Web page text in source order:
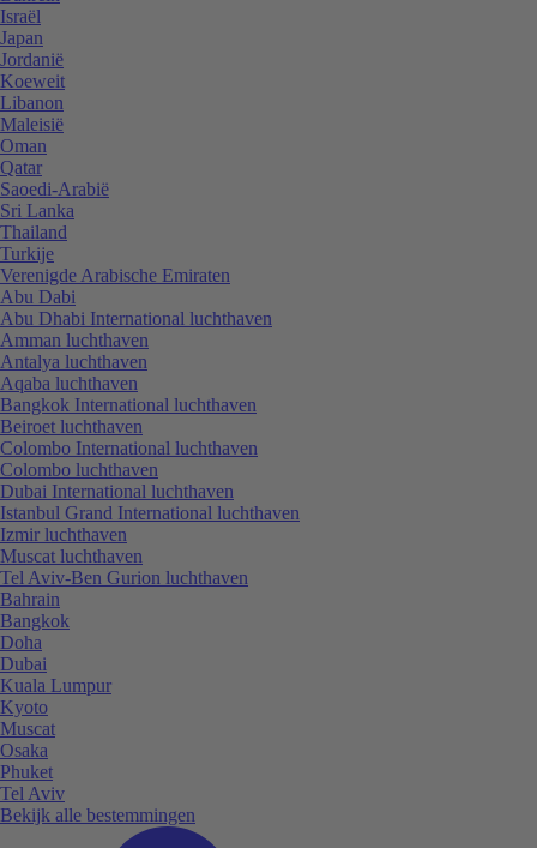
Israël
Japan
Jordanië
Koeweit
Libanon
Maleisië
Oman
Qatar
Saoedi-Arabië
Sri Lanka
Thailand
Turkije
Verenigde Arabische Emiraten
Abu Dabi
Abu Dhabi International luchthaven
Amman luchthaven
Antalya luchthaven
Aqaba luchthaven
Bangkok International luchthaven
Beiroet luchthaven
Colombo International luchthaven
Colombo luchthaven
Dubai International luchthaven
Istanbul Grand International luchthaven
Izmir luchthaven
Muscat luchthaven
Tel Aviv-Ben Gurion luchthaven
Bahrain
Bangkok
Doha
Dubai
Kuala Lumpur
Kyoto
Muscat
Osaka
Phuket
Tel Aviv
Bekijk alle bestemmingen